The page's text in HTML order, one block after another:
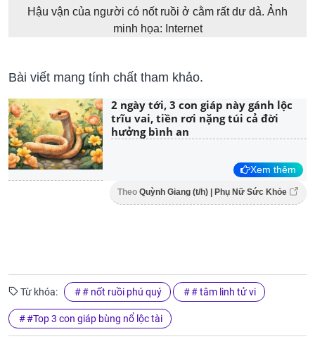
Hậu vận của người có nốt ruồi ở cằm rất dư dả. Ảnh
minh họa: Internet
Bài viết mang tính chất tham khảo.
2 ngày tới, 3 con giáp này gánh lộc
trĩu vai, tiền rơi nặng túi cả đời
hưởng bình an
Xem thêm
Theo Quỳnh Giang (t/h) | Phụ Nữ Sức Khỏe
Từ khóa: # nốt ruồi phú quý # tâm linh tử vi
#Top 3 con giáp bùng nổ lộc tài